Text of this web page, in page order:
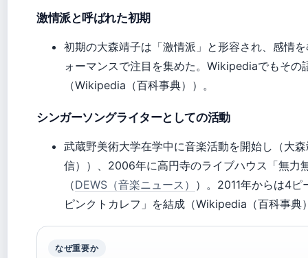
激情派と呼ばれた初期
初期の大森靖子は「激情派」と形容され、感情
ォーマンスで注目を集めた。Wikipediaでもその
（Wikipedia（百科事典））。
シンガーソングライターとしての活動
武蔵野美術大学在学中に音楽活動を開始し（大
信））、2006年に高円寺のライブハウス「無力
（DEWS（音楽ニュース） ）。2011年からは4ピ
ピンクトカレフ」を結成（Wikipedia（百科事典
なぜ重要か